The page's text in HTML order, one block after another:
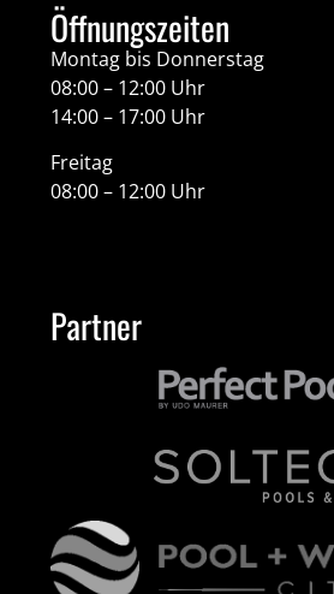
Öffnungszeiten
Montag bis Donnerstag
08:00 – 12:00 Uhr
14:00 – 17:00 Uhr
Freitag
08:00 – 12:00 Uhr
Partner